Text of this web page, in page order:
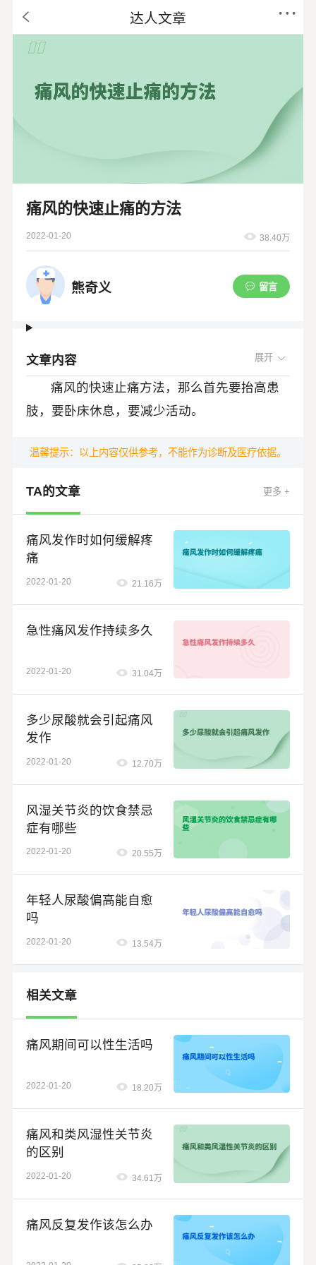
达人文章
痛风的快速止痛的方法
2022-01-20 38.40万
熊奇义 留言
文章内容
痛风的快速止痛方法，那么首先要抬高患
肢，要卧床休息，要减少活动。
其次要在医生的指导下服用一些药物，包
消炎止痛，减轻炎症，包括像芬必得、依托考
昔、美洛昔康等等。
物，但一定要在医生的指导下服用，而且要注
意观察它的副作用包括腹泻、皮疹。
时候也是非常必要的，口服激素、肌肉注射的
同样可以使关节的炎症很好的修复，很好
的止痛，当然都要在医生指导下来进行，不能
长期大量的服用，总之痛风（性）关节炎发
作，一定及时到医院请专科大夫进行诊治。
温馨提示：以上内容仅供参考，不能作为诊断及医疗依据。
TA的文章 更多 +
痛风发作时如何缓解疼
痛
2022-01-20 21.16万
急性痛风发作持续多久
2022-01-20 31.04万
多少尿酸就会引起痛风
发作
2022-01-20 12.70万
风湿关节炎的饮食禁忌
症有哪些
2022-01-20 20.55万
年轻人尿酸偏高能自愈
吗
2022-01-20 13.54万
相关文章
痛风期间可以性生活吗
2022-01-20 18.20万
痛风和类风湿性关节炎
的区别
2022-01-20 34.61万
痛风反复发作该怎么办